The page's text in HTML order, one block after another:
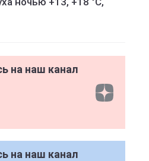
на наш канал
на наш канал